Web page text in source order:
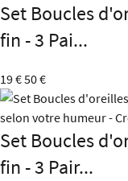
Set Boucles
fin - 3 Pai...
19 €50 €
Set Boucles
fin - 3 Pair...